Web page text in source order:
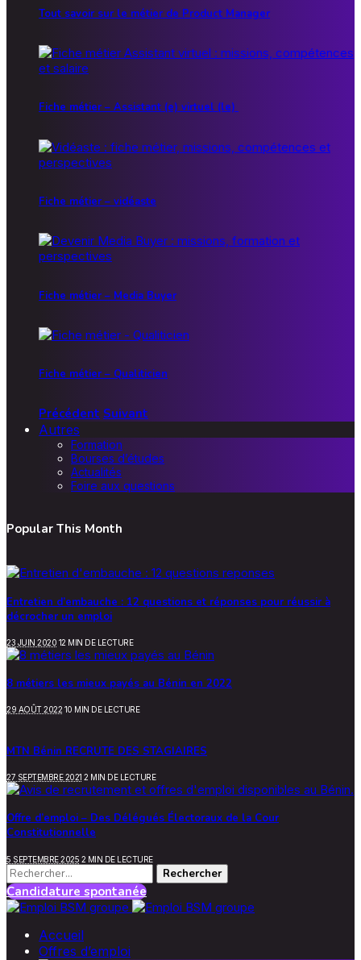
Tout savoir sur le métier de Product Manager
Fiche métier – Assistant (e) virtuel (le)
Fiche métier – vidéaste
Fiche métier – Media Buyer
Fiche métier – Qualiticien
Précédent Suivant
Autres
Formation
Bourses d’études
Actualités
Foire aux questions
Popular This Month
Entretien d’embauche : 12 questions et réponses pour réussir à
décrocher un emploi
23 JUIN 2020 12 MIN DE LECTURE
8 métiers les mieux payés au Bénin en 2022
29 AOÛT 2022 10 MIN DE LECTURE
MTN Bénin RECRUTE DES STAGIAIRES
27 SEPTEMBRE 2021 2 MIN DE LECTURE
Offre d’emploi – Des Délégués Électoraux de la Cour
Constitutionnelle
5 SEPTEMBRE 2025 2 MIN DE LECTURE
Rechercher :
Candidature spontanée
Accueil
Offres d’emploi